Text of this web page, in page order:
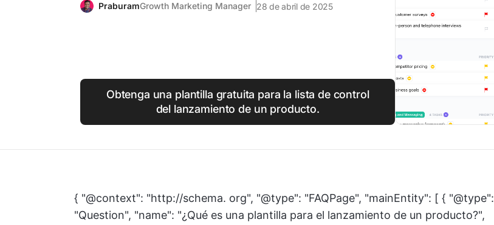
PraburamGrowth Marketing Manager 28 de abril de 2025
Obtenga una plantilla gratuita para la lista de control
del lanzamiento de un producto.
{ "@context": "http://schema. org", "@type": "FAQPage", "mainEntity": [ { "@type":
"Question", "name": "¿Qué es una plantilla para el lanzamiento de un producto?",